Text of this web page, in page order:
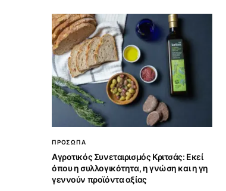
ΠΡΟΣΩΠΑ
Αγροτικός Συνεταιρισμός Κριτσάς: Εκεί
όπου η συλλογικότητα, η γνώση και η γη
γεννούν προϊόντα αξίας